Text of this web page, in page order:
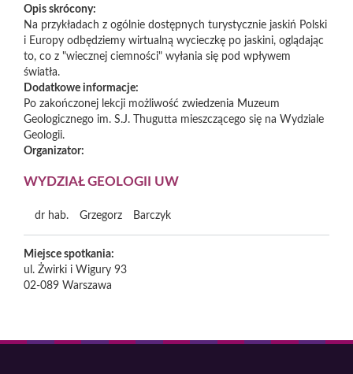
Opis skrócony:
Na przykładach z ogólnie dostępnych turystycznie jaskiń Polski
i Europy odbędziemy wirtualną wycieczkę po jaskini, oglądając
to, co z "wiecznej ciemności" wyłania się pod wpływem
światła.
Dodatkowe informacje:
Po zakończonej lekcji możliwość zwiedzenia Muzeum
Geologicznego im. S.J. Thugutta mieszczącego się na Wydziale
Geologii.
Organizator:
WYDZIAŁ GEOLOGII UW
dr hab. Grzegorz Barczyk
Miejsce spotkania:
ul. Żwirki i Wigury 93
02-089 Warszawa